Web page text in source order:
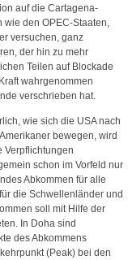
auf die Cartagena-
den OPEC-Staaten,
versuchen, ganz
der hin zu mehr
Teilen auf Blockade
wahrgenommen
verschrieben hat.
wie sich die USA nach
bewegen, wird
Verpflichtungen
schon im Vorfeld nur
Abkommen für alle
die Schwellenländer und
soll mit Hilfe der
In Doha sind
des Abkommens
(Peak) bei den